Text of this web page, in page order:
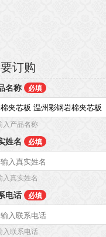
订购
名称 必填
入产品名称
姓名 必填
入真实姓名
电话 必填
入联系电话